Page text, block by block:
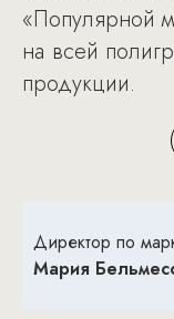
«Популярной
на всей
продукции.
Директор по
Мария